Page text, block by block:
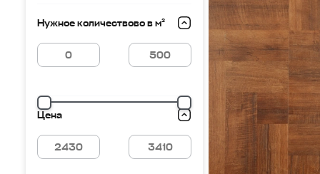
Нужное количествово в м²
Цена